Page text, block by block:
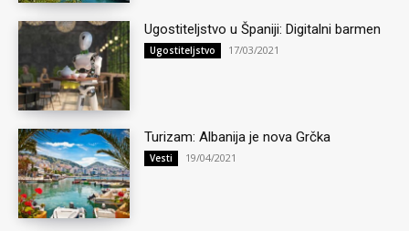
Ugostiteljstvo u Španiji: Digitalni barmen
Ugostiteljstvo 17/03/2021
Turizam: Albanija je nova Grčka
Vesti 19/04/2021